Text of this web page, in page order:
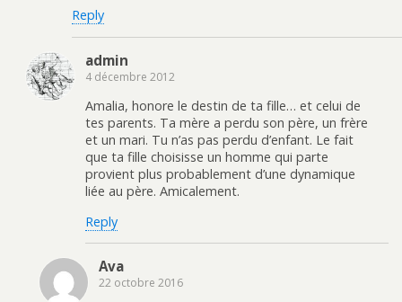
Reply
admin
4 décembre 2012
Amalia, honore le destin de ta fille… et celui de
tes parents. Ta mère a perdu son père, un frère
et un mari. Tu n’as pas perdu d’enfant. Le fait
que ta fille choisisse un homme qui parte
provient plus probablement d’une dynamique
liée au père. Amicalement.
Reply
Ava
22 octobre 2016